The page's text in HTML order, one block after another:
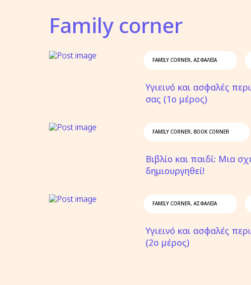
Family corner
FAMILY CORNER,ΑΣΦΆΛΕΙΑ
Υγιεινό και ασφαλές
σας (1ο μέρος)
FAMILY CORNER, BOOK CORNER
Βιβλίο και παιδί: Μια
δημιουργηθεί!
FAMILY CORNER,ΑΣΦΆΛΕΙΑ
Υγιεινό και ασφαλές
(2ο μέρος)